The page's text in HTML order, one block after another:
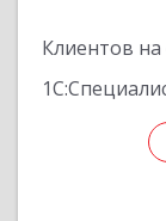
Клиентов